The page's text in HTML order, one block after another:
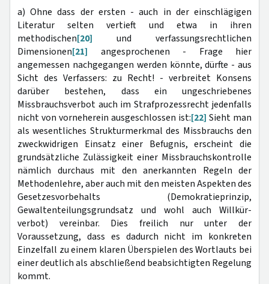
a) Ohne dass der ersten - auch in der einschlägigen
Literatur selten vertieft und etwa in ihren
methodischen[20] und verfassungsrechtlichen
Dimensionen[21] angesprochenen - Frage hier
angemessen nachgegangen werden könnte, dürfte - aus
Sicht des Verfassers: zu Recht! - verbreitet Konsens
darüber bestehen, dass ein ungeschriebenes
Missbrauchsverbot auch im Strafprozessrecht jedenfalls
nicht von vorneherein ausgeschlossen ist:[22] Sieht man
als wesentliches Strukturmerkmal des Missbrauchs den
zweckwidrigen Ein­satz einer Befugnis, erscheint die
grundsätzliche Zulässigkeit einer Missbrauchskontrolle
nämlich durchaus mit den anerkannten Regeln der
Methodenlehre, aber auch mit den meisten Aspekten des
Gesetzes­vorbehalts (Demo­kratieprinzip,
Gewaltenteilungsgrundsatz und wohl auch Willkür­
verbot) vereinbar. Dies freilich nur unter der
Voraussetzung, dass es dadurch nicht im konkreten
Einzelfall zu einem klaren Überspielen des Wortlauts bei
einer deutlich als abschließend beabsichtigten Regelung
kommt.